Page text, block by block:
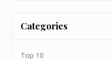
Categories
Top 10